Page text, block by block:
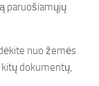
paruošiamųjų
nuo žemės
dokumentų,